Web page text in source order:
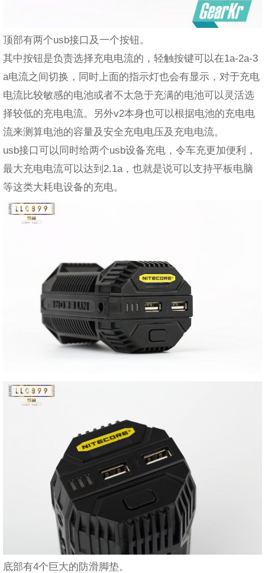
顶部有两个usb接口及一个按钮。
其中按钮是负责选择充电电流的，轻触按键可以在1a-2a-3
a电流之间切换，同时上面的指示灯也会有显示，对于充电
电流比较敏感的电池或者不太急于充满的电池可以灵活选
择较低的充电电流。另外v2本身也可以根据电池的充电电
流来测算电池的容量及安全充电电压及充电电流。
usb接口可以同时给两个usb设备充电，令车充更加便利，
最大充电电流可以达到2.1a，也就是说可以支持平板电脑
等这类大耗电设备的充电。
底部有4个巨大的防滑脚垫。